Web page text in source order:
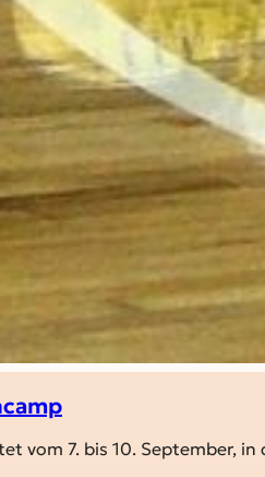
vom 7. bis 10. September,